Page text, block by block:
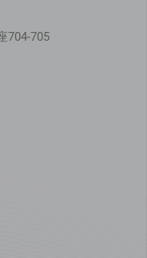
704-705